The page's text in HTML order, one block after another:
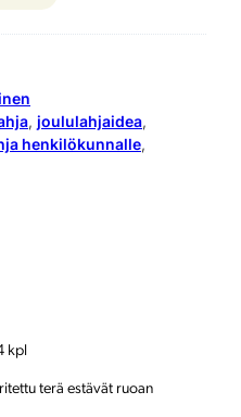
, joululahjaidea
henkilökunnalle
kpl
terä estävät ruoan